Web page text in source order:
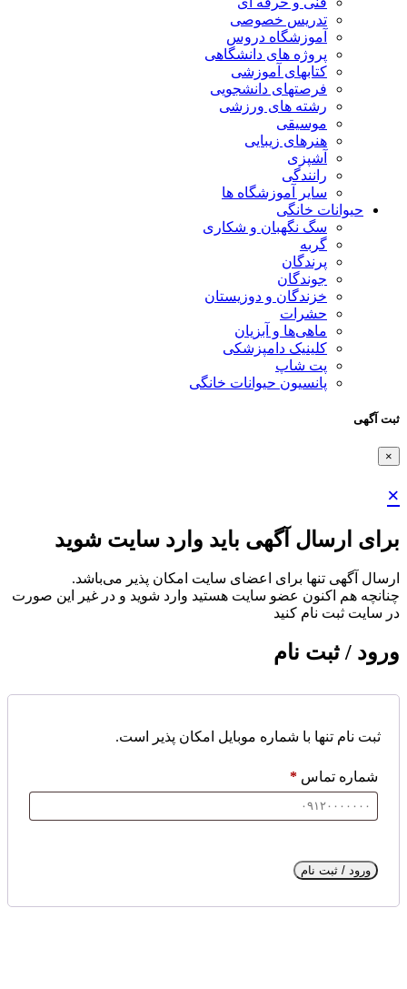
تدریس خصوصی
آموزشگاه دروس
پروژه های دانشگاهی
کتابهای آموزشی
فرصتهای دانشجویی
رشته های ورزشی
موسیقی
هنرهای زیبایی
آشپزی
رانندگی
سایر آموزشگاه ها
حیوانات خانگی
سگ نگهبان و شکاری
گربه
پرندگان
جوندگان
خزندگان و دوزیستان
حشرات
ماهی‌ها و آبزیان
کلینیک دامپزشکی
پت شاپ
پانسیون حیوانات خانگی
ثبت آگهی
×
×
برای ارسال آگهی باید وارد سایت شوید
ارسال آگهی تنها برای اعضای سایت امکان پذیر می‌باشد.
چنانچه هم‌ اکنون عضو سایت هستید وارد شوید و در غیر این صورت
در سایت ثبت نام کنید
ورود / ثبت نام
ثبت نام تنها با شماره موبایل امکان پذیر است.
شماره تماس *
ورود / ثبت نام